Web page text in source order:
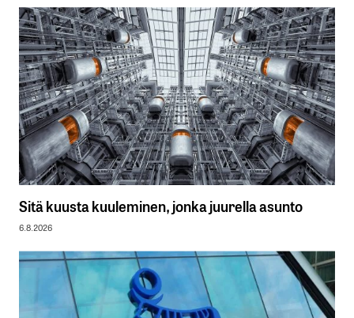
Sitä kuusta kuuleminen, jonka juurella asunto
6.8.2026